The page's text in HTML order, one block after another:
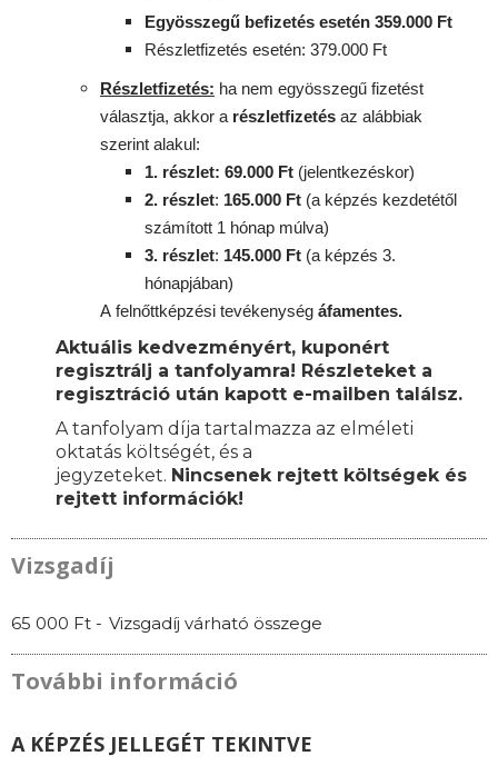
Egyösszegű befizetés esetén 359.000 Ft
Részletfizetés esetén: 379.000 Ft
Részletfizetés: ha nem egyösszegű fizetést
választja, akkor a részletfizetés az alábbiak
szerint alakul:
1. részlet: 69.000 Ft (jelentkezéskor)
2. részlet: 165.000 Ft (a képzés kezdetétől
számított 1 hónap múlva)
3. részlet: 145.000 Ft (a képzés 3.
hónapjában)
A felnőttképzési tevékenység áfamentes.
Aktuális kedvezményért, kuponért
regisztrálj a tanfolyamra! Részleteket a
regisztráció után kapott e-mailben találsz.
A tanfolyam díja tartalmazza az elméleti
oktatás költségét, és a
jegyzeteket. Nincsenek rejtett költségek és
rejtett információk!
Vizsgadíj
65 000 Ft - Vizsgadíj várható összege
További információ
A KÉPZÉS JELLEGÉT TEKINTVE